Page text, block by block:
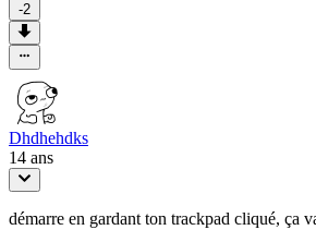
-2
Dhdhehdks
14 ans
démarre en gardant ton trackpad cliqué, ça